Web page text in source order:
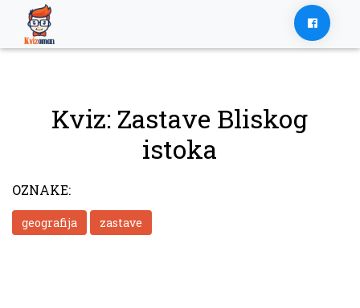
content
Kviz: Zastave Bliskog
istoka
OZNAKE:
geografija zastave